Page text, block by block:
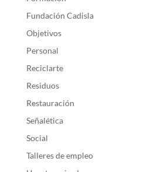
Fundación Cadisla
Objetivos
Personal
Reciclarte
Residuos
Restauración
Señalética
Social
Talleres de empleo